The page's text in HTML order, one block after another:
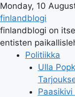
Monday, 10
finlandblogi
finlandblogi on
entisten
Politiikka
Ulla